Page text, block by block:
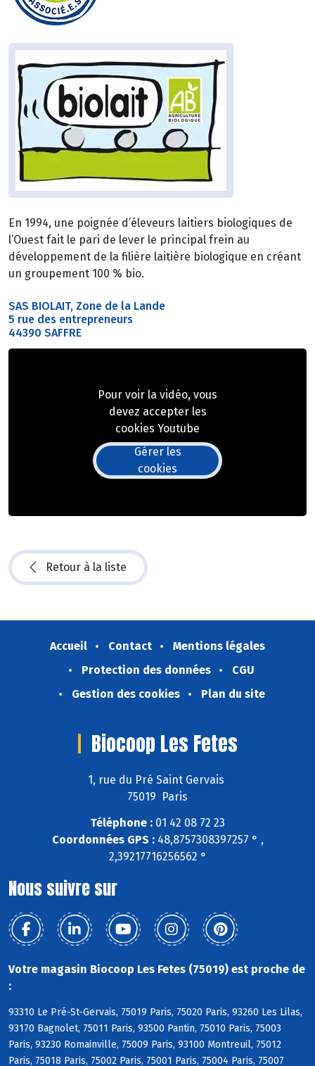
En 1994, une poignée d’éleveurs laitiers biologiques de
l’Ouest fait le pari de lever le principal frein au
développement de la filière laitière biologique en créant
un groupement 100 % bio.
SAS BIOLAIT, Zone de la Lande
5 rue des entrepreneurs
44390 SAFFRE
Pour voir la vidéo, vous
devez accepter les
cookies Youtube
Gérer les
cookies
Retour à la liste
Accueil Contact
Mentions légales
Protection des données
CGU
Gestion des cookies
Plan du site
Biocoop Les Fetes
1, rue du Pré Saint Gervais
75019 Paris
Téléphone : 01 42 08 72 23
Coordonnées GPS :48,8757308397257 ° ,
2,39217716256562 °
Nous suivre sur
Votre magasin Biocoop Les Fetes (75019) est proche de
:
93310 Le Pré-St-Gervais, 75019 Paris, 75020 Paris, 93260 Les Lilas,
93170 Bagnolet, 75011 Paris, 93500 Pantin, 75010 Paris, 75003
Paris, 93230 Romainville, 75009 Paris, 93100 Montreuil, 75012
Paris, 75018 Paris, 75002 Paris, 75001 Paris, 75004 Paris, 75007